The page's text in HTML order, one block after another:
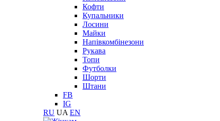
Кофти
Купальники
Лосини
Майки
Напівкомбінезони
Рукава
Топи
Футболки
Шорти
Штани
FB
IG
RU UA EN